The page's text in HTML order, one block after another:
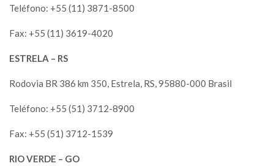
Teléfono: +55 (11) 3871-8500
Fax: +55 (11) 3619-4020
ESTRELA – RS
Rodovia BR 386 km 350, Estrela, RS, 95880-000 Brasil
Teléfono: +55 (51) 3712-8900
Fax: +55 (51) 3712-1539
RIO VERDE – GO